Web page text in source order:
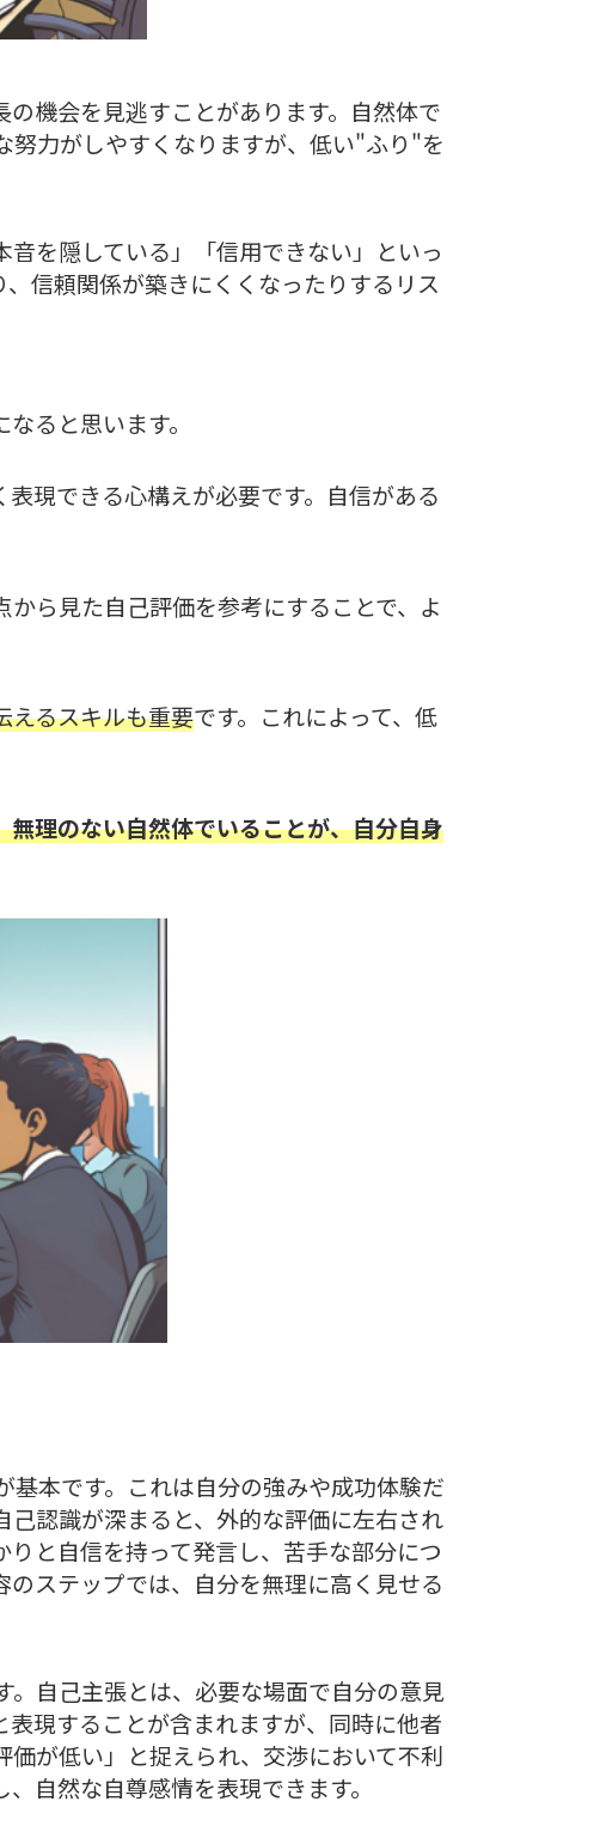
機会を見逃すことがあります。自然体で
努力がしやすくなりますが、低い"ふり"を
を隠している」「信用できない」といっ
信頼関係が築きにくくなったりするリス
ると思います。
現できる心構えが必要です。自信がある
ら見た自己評価を参考にすることで、よ
えるスキルも重要です。これによって、低
理のない自然体でいることが、自分自身
本です。これは自分の強みや成功体験だ
認識が深まると、外的な評価に左右され
と自信を持って発言し、苦手な部分につ
ステップでは、自分を無理に高く見せる
自己主張とは、必要な場面で自分の意見
現することが含まれますが、同時に他者
が低い」と捉えられ、交渉において不利
自然な自尊感情を表現できます。